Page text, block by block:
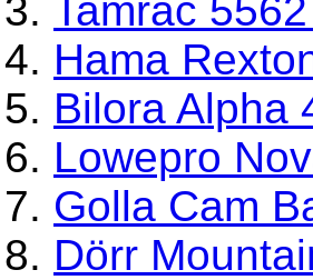
Tamrac
Hama
Bilora Alpha
Lowepro
Golla Cam
Dörr